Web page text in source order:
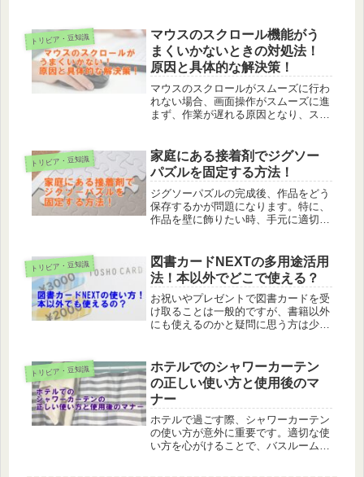
汚れをきれいにすることで復活するこ
とが多いです。シールが剥がれやす
く...
トリビア・豆知識
マウスのスクロール機能がう
まくいかないときの対処法！
原因と具体的な解決策！
マウスのスクロールがスムーズに行わ
れない場合、画面操作がスムーズに進
まず、作業が遅れる原因となり、スト
たいものです。マウスのスクロールが
思うように動かない場合、何が原因
で、...
トリビア・豆知識
家庭にある接着剤でジグソー
パズルを固定する方法！
ジグソーパズルの完成後、作品をどう
保存するかが問題になります。特に、
作品を壁に飾りたい時、手元に適切な
濯糊、障子用のりなどが役立ちます。
これらの接着剤は、ジグソーパズル専
用...
トリビア・豆知識
図書カードNEXTの多用途活用
法！本以外でどこで使える？
お祝いやプレゼントで図書カードを受
け取ることは一般的ですが、書籍以外
にも使えるのかと疑問に思う方は少な
方にとって、その利用可能範囲が気に
なるところです。実は、図書カードは
書...
トリビア・豆知識
ホテルでのシャワーカーテン
の正しい使い方と使用後のマ
ナー
ホテルで過ごす際、シャワーカーテン
の使い方が意外に重要です。適切な使
い方を心がけることで、バスルームを